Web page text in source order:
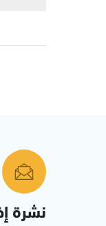
نشرة